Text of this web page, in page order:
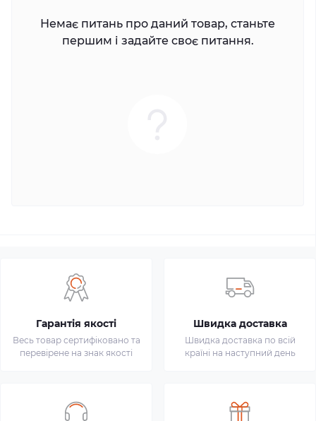
Немає питань про даний товар, станьте
першим і задайте своє питання.
Гарантія якості
Весь товар сертифіковано та
перевірене на знак якості
Швидка доставка
Швидка доставка по всій
країні на наступний день